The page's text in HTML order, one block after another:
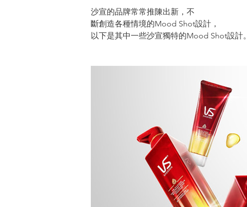
沙宣的品牌常常推陳出新，不
斷創造各種情境的Mood Shot設計，
以下是其中一些沙宣獨特的Mood Shot設計。